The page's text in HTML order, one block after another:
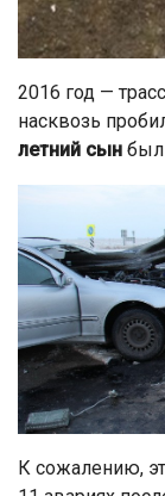
2016 год —
насквозь
летний сын был
К сожалению,